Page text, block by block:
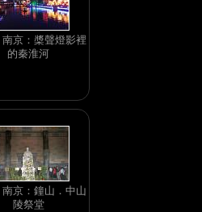
京：槳聲燈影裡
的秦淮河
京：鐘山．中山
陵祭堂